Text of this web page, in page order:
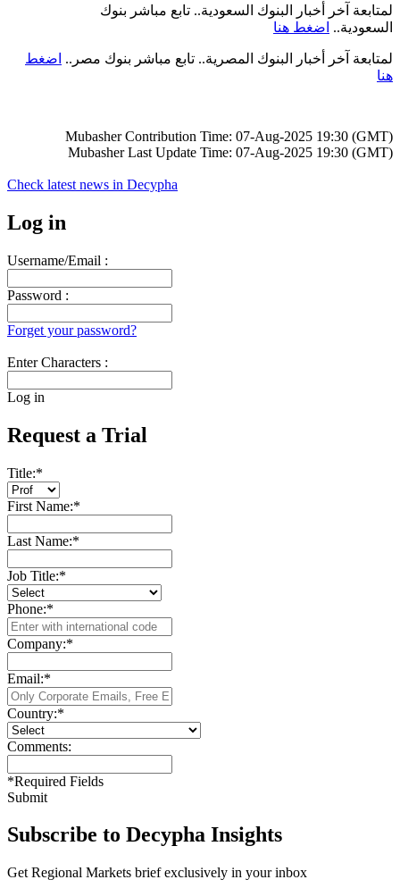
لمتابعة آخر أخبار البنوك السعودية.. تابع مباشر بنوك
السعودية.. اضغط هنا
لمتابعة آخر أخبار البنوك المصرية.. تابع مباشر بنوك مصر.. اضغط
هنا
Mubasher Contribution Time: 07-Aug-2025 19:30 (GMT)
Mubasher Last Update Time: 07-Aug-2025 19:30 (GMT)
Check latest news in Decypha
Log in
Username/Email :
Password :
Forget your password?
Enter Characters :
Log in
Request a Trial
Title:*
First Name:*
Last Name:*
Job Title:*
Phone:*
Company:*
Email:*
Country:*
Comments:
*Required Fields
Submit
Subscribe to Decypha Insights
Get Regional Markets brief exclusively in your inbox